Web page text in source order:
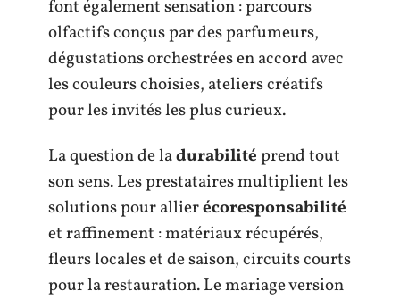
font également sensation : parcours
olfactifs conçus par des parfumeurs,
dégustations orchestrées en accord avec
les couleurs choisies, ateliers créatifs
pour les invités les plus curieux.
La question de ladurabilitéprend tout
son sens. Les prestataires multiplient les
solutions pour allierécoresponsabilité
et raffinement : matériaux récupérés,
fleurs locales et de saison, circuits courts
pour la restauration. Le mariage version